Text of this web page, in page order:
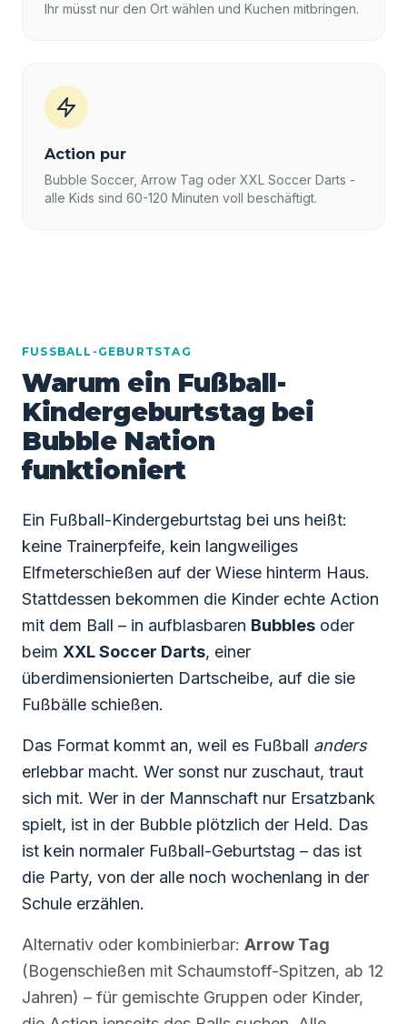
Ihr müsst nur den Ort wählen und Kuchen mitbringen.
Action pur
Bubble Soccer, Arrow Tag oder XXL Soccer Darts -
alle Kids sind 60-120 Minuten voll beschäftigt.
FUSSBALL-GEBURTSTAG
Warum ein Fußball-
Kindergeburtstag bei
Bubble Nation
funktioniert
Ein Fußball-Kindergeburtstag bei uns heißt:
keine Trainerpfeife, kein langweiliges
Elfmeterschießen auf der Wiese hinterm Haus.
Stattdessen bekommen die Kinder echte Action
mit dem Ball – in aufblasbaren Bubbles oder
beim XXL Soccer Darts, einer
überdimensionierten Dartscheibe, auf die sie
Fußbälle schießen.
Das Format kommt an, weil es Fußball anders
erlebbar macht. Wer sonst nur zuschaut, traut
sich mit. Wer in der Mannschaft nur Ersatzbank
spielt, ist in der Bubble plötzlich der Held. Das
ist kein normaler Fußball-Geburtstag – das ist
die Party, von der alle noch wochenlang in der
Schule erzählen.
Alternativ oder kombinierbar: Arrow Tag
(Bogenschießen mit Schaumstoff-Spitzen, ab 12
Jahren) – für gemischte Gruppen oder Kinder,